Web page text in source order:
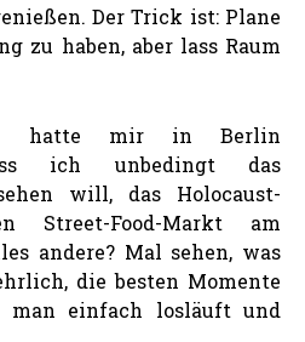
Der Trick ist: Plane
zu haben, aber lass Raum
hatte mir in Berlin
ich unbedingt das
will, das Holocaust-
Street-Food-Markt am
andere? Mal sehen, was
die besten Momente
man einfach losläuft und